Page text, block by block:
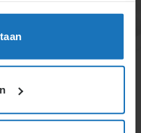
kan de
bij de
stellen. Bij
van derden
en zorgvuldige